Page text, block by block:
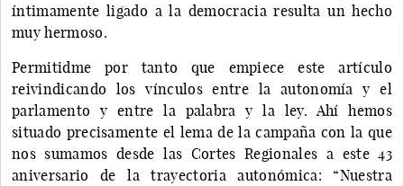
íntimamente ligado a la democracia resulta un hecho
muy hermoso.
Permitidme por tanto que empiece este artículo
reivindicando los vínculos entre la autonomía y el
parlamento y entre la palabra y la ley. Ahí hemos
situado precisamente el lema de la campaña con la que
nos sumamos desde las Cortes Regionales a este 43
aniversario de la trayectoria autonómica: “Nuestra